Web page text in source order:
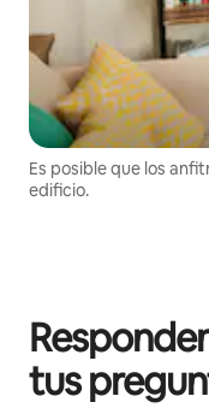
Es posible que los
edificio.
tus